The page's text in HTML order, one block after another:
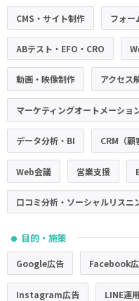
CMS・サイト制作 フォー
ABテスト・EFO・CRO
動画・映像制作 アクセス
マーケティングオートメーショ
データ分析・BI CRM（顧
Web会議 営業支援
口コミ分析・ソーシャルリスニ
● 目的・施策
Google広告 Facebook
Instagram広告 LINE運用